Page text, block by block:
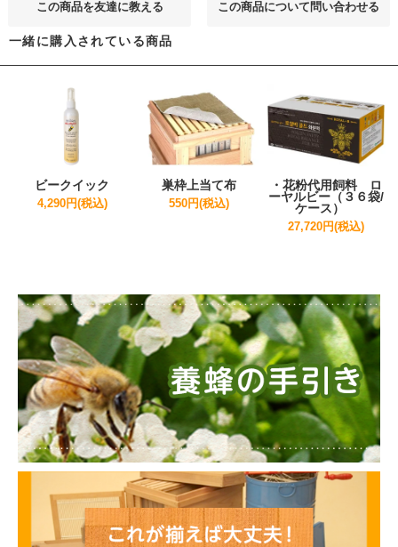
この商品を友達に教える この商品について問い合わせる
一緒に購入されている商品
ビークイック
4,290円(税込)
巣枠上当て布
550円(税込)
・花粉代用飼料 ロ
ーヤルビー（３６袋/
ケース）
27,720円(税込)